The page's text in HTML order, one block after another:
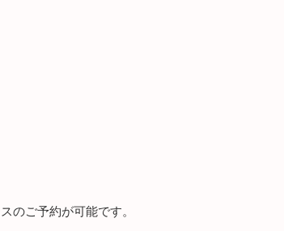
のご予約が可能です。